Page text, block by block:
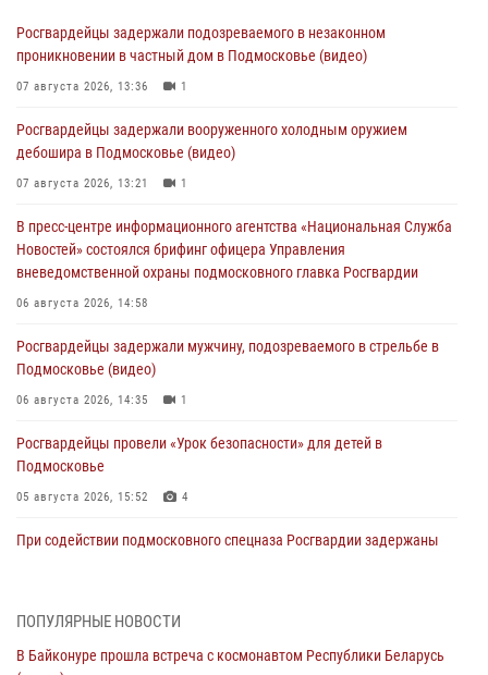
Росгвардейцы задержали подозреваемого в незаконном
проникновении в частный дом в Подмосковье (видео)
07 августа 2026, 13:36 1
Росгвардейцы задержали вооруженного холодным оружием
дебошира в Подмосковье (видео)
07 августа 2026, 13:21 1
В пресс-центре информационного агентства «Национальная Служба
Новостей» состоялся брифинг офицера Управления
вневедомственной охраны подмосковного главка Росгвардии
06 августа 2026, 14:58
Росгвардейцы задержали мужчину, подозреваемого в стрельбе в
Подмосковье (видео)
06 августа 2026, 14:35 1
Росгвардейцы провели «Урок безопасности» для детей в
Подмосковье
05 августа 2026, 15:52 4
При содействии подмосковного спецназа Росгвардии задержаны
05 августа 2026, 15:48 1
Сотрудники спецподразделения подмосковного главка Росгвардии
ПОПУЛЯРНЫЕ НОВОСТИ
В Байконуре прошла встреча с космонавтом Республики Беларусь